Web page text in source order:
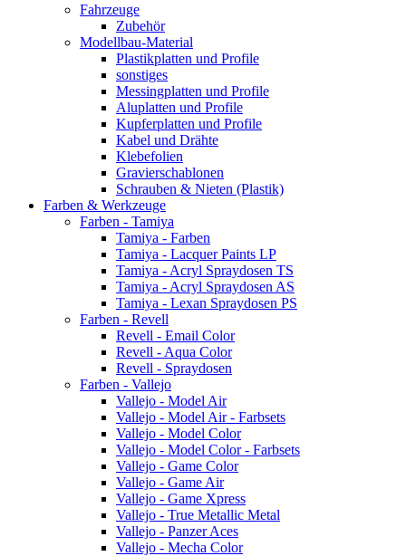
Fahrzeuge
Zubehör
Modellbau-Material
Plastikplatten und Profile
sonstiges
Messingplatten und Profile
Aluplatten und Profile
Kupferplatten und Profile
Kabel und Drähte
Klebefolien
Gravierschablonen
Schrauben & Nieten (Plastik)
Farben & Werkzeuge
Farben - Tamiya
Tamiya - Farben
Tamiya - Lacquer Paints LP
Tamiya - Acryl Spraydosen TS
Tamiya - Acryl Spraydosen AS
Tamiya - Lexan Spraydosen PS
Farben - Revell
Revell - Email Color
Revell - Aqua Color
Revell - Spraydosen
Farben - Vallejo
Vallejo - Model Air
Vallejo - Model Air - Farbsets
Vallejo - Model Color
Vallejo - Model Color - Farbsets
Vallejo - Game Color
Vallejo - Game Air
Vallejo - Game Xpress
Vallejo - True Metallic Metal
Vallejo - Panzer Aces
Vallejo - Mecha Color